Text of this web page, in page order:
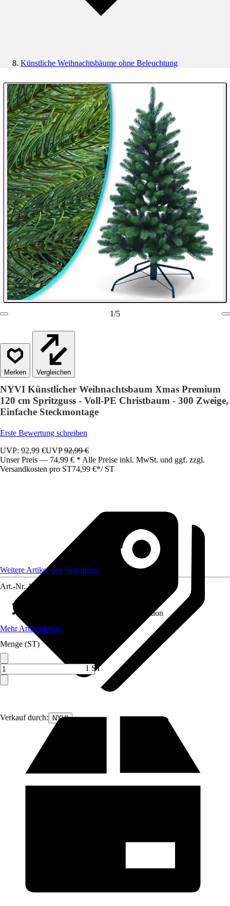
Künstliche Weihnachtsbäume ohne Beleuchtung
1/5
Vergleichen
NYVI Künstlicher Weihnachtsbaum Xmas Premium
120 cm Spritzguss - Voll-PE Christbaum - 300 Zweige,
Einfache Steckmontage
Erste Bewertung schreiben
UVP: 92,99 €UVP92,99 €
Unser Preis — 74,99 € * Alle Preise inkl. MwSt. und ggf. zzgl.
Versandkosten pro ST74,99 €*/ ST
Verkauf durch: NYVI
Weitere Artikel des Verkäufers
Art.-Nr. 12585779
Weihnachtsbaum ohne Dekoration
Mehr Artikeldetails
Menge (ST)
1 ST